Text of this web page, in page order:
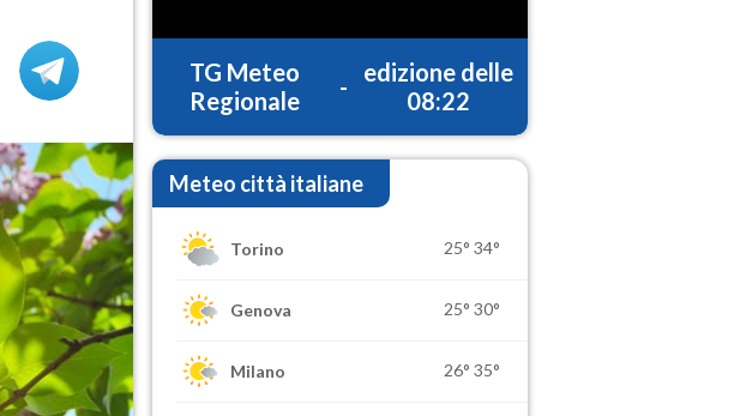
TG Meteo
Regionale
-
edizione delle
08:22
Meteo città italiane
Torino 25° 34°
Genova 25° 30°
Milano 26° 35°